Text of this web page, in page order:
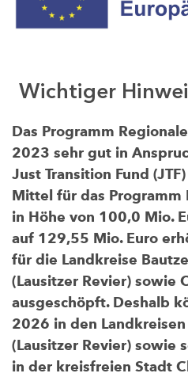
Wichtiger
Das Programm
2023 sehr gut in
Just Transition Fund
Mittel für das Programm
in Höhe von 100,0 Mio.
auf 129,55 Mio. Euro
für die Landkreise
(Lausitzer Revier) sowie
ausgeschöpft. Deshalb
2026 in den
(Lausitzer Revier) sowie
in der kreisfreien Stadt